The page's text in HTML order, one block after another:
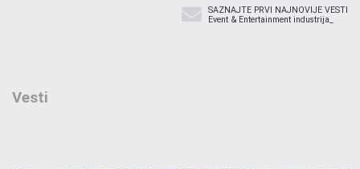
SAZNAJTE PRVI NAJNOVIJE VESTI
Event & Entertainment industrija_
Vesti